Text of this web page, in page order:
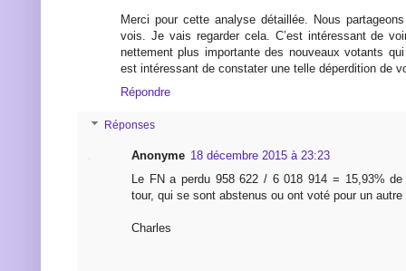
Merci pour cette analyse détaillée. Nous
vois. Je vais regarder cela. C’est intéressant de
nettement plus importante des nouveaux votants
est intéressant de constater une telle déperdition de
Répondre
Réponses
Anonyme 18 décembre 2015 à 23:23
Le FN a perdu 958 622 / 6 018 914 = 15,93%
tour, qui se sont abstenus ou ont voté pour un
Charles